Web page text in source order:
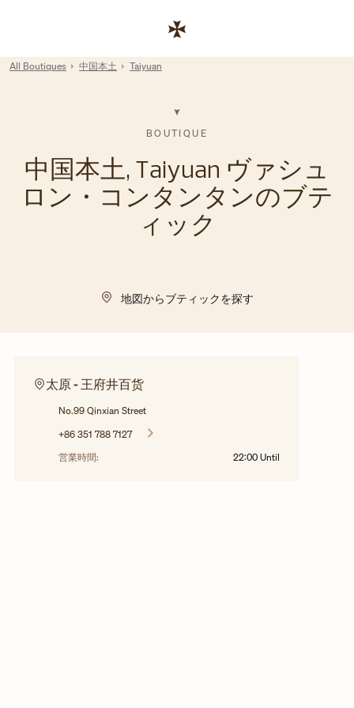
コーポレートサイトへのリンク
Return to Nav
All Boutiques 中国本土 Taiyuan
BOUTIQUE
中国本土, Taiyuan ヴァシュ
ロン・コンタンタンのブテ
ィック
地図からブティックを探す
太原 - 王府井百货
No.99 Qinxian Street
+86 351 788 7127
営業時間:
22:00 Until